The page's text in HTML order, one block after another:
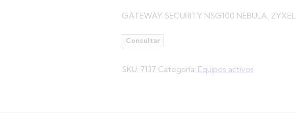
GATEWAY SECURITY NSG100 NEBULA, ZYXEL
Consultar
SKU: 7137 Categoría: Equipos activos